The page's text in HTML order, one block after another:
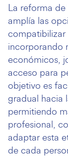
La reforma
amplía las
incorporando
económicos,
acceso para
objetivo es
gradual hacia
permitiendo
profesional,
adaptar esta
de cada